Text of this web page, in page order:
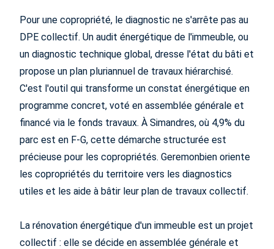
Pour une copropriété, le diagnostic ne s'arrête pas au
DPE collectif. Un audit énergétique de l'immeuble, ou
un diagnostic technique global, dresse l'état du bâti et
propose un plan pluriannuel de travaux hiérarchisé.
C'est l'outil qui transforme un constat énergétique en
programme concret, voté en assemblée générale et
financé via le fonds travaux. À Simandres, où 4,9% du
parc est en F-G, cette démarche structurée est
précieuse pour les copropriétés. Geremonbien oriente
les copropriétés du territoire vers les diagnostics
utiles et les aide à bâtir leur plan de travaux collectif.
La rénovation énergétique d'un immeuble est un projet
collectif : elle se décide en assemblée générale et